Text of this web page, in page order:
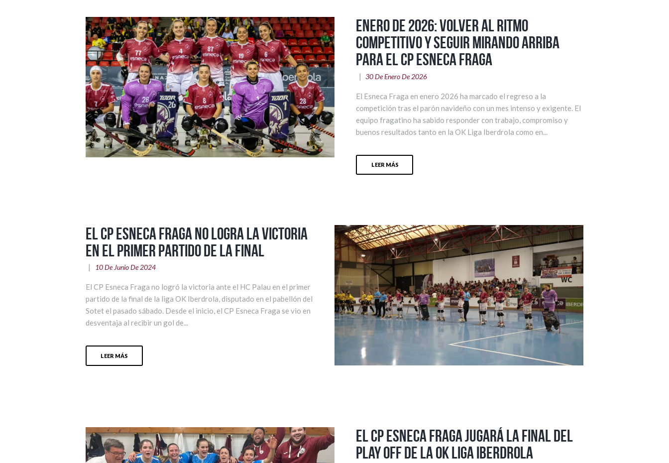
Enero de 2026: volver al ritmo
competitivo y seguir mirando arriba
para el CP Esneca Fraga
30 De Enero De 2026
El Esneca Fraga en enero 2026 ha marcado el regreso a la
competición tras el parón navideño con un mes intenso y exigente. El
equipo fragatino ha sabido responder con trabajo, compromiso y
buenos resultados tanto en la OK Liga Iberdrola como en...
LEER MÁS
El CP Esneca Fraga no logra la victoria
en el primer partido de la final
10 De Junio De 2024
El CP Esneca Fraga no logró la victoria ante el HC Palau en el primer
partido de la final de la liga OK Iberdrola, disputado en el pabellón del
Sotet el pasado sábado. Desde el inicio, el CP Esneca Fraga se vio en
desventaja al recibir un gol de...
LEER MÁS
El CP Esneca Fraga jugará la final del
Play Off de la Ok Liga Iberdrola